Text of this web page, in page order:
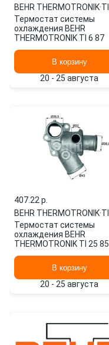
BEHR THERMOTRONIK·
Термостат системы
охлаждения BEHR
THERMOTRONIK TI 6 87
В корзину
20 - 25 августа
407.22 p.
BEHR THERMOTRONIK·
Термостат системы
охлаждения BEHR
THERMOTRONIK TI 25 85
В корзину
20 - 25 августа